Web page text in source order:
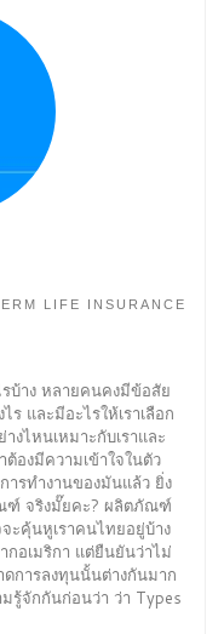
LIFE INSURANCE
รบ้าง หลายคนคงมีข้อสัย
ร และมีอะไรให้เราเลือก
งไหนเหมาะกับเราและ
องมีความเข้าใจในตัว
รทำงานของมันแล้ว ยิ่ง
ณฑ์ จริงมั๊ยคะ? ผลิตภัณฑ์
ะคุ้นหูเราคนไทยอยู่บ้าง
กอเมริกา แต่ยืนยันว่าไม่
ดการลงทุนนั้นต่างกันมาก
รู้จักกันก่อนว่า ว่า Types